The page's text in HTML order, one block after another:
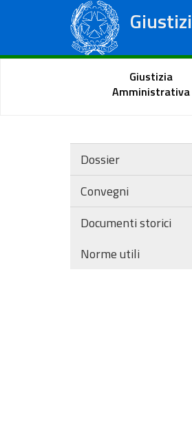
Tribunali
Portale
Giustizia
Amministrativa
Dossier
Convegni
Documenti storici
Norme utili